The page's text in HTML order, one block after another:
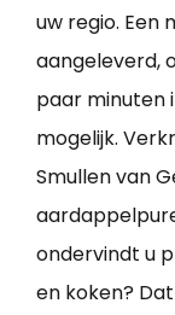
uw regio. Een
aangeleverd,
paar minuten
mogelijk.
Smullen van
ondervindt u
en koken?